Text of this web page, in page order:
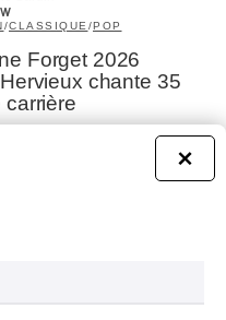
/CLASSIQUE/POP
Forget 2026
Hervieux chante 35
carrière
×